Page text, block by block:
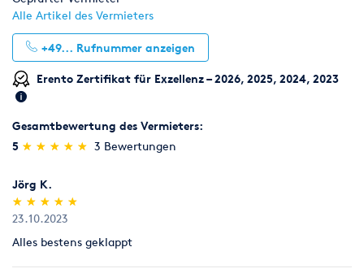
Alle Artikel des Vermieters
+49... Rufnummer anzeigen
Erento Zertifikat für Exzellenz – 2026, 2025, 2024, 2023
Gesamtbewertung des Vermieters:
5 (*)
★
★
(*) ★
★
(*) ★
★
(*) ★
★
(*) ★
★ 3 Bewertungen
Jörg K.
(*)
★
★
(*) ★
★
(*) ★
★
(*) ★
★
(*) ★
★
23.10.2023
Alles bestens geklappt